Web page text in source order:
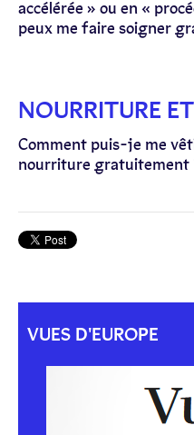
accélérée » ou en «
peux me faire soigner
NOURRITURE
Comment puis-je me
nourriture gratuitement
VUES D'EUROPE